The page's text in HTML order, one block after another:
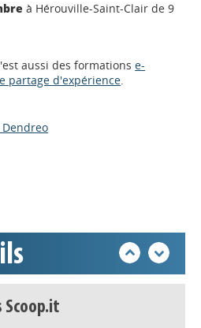
à Hérouville-Saint-Clair de 9
aussi des formationse-
partage d'expérience.
Scoop.it